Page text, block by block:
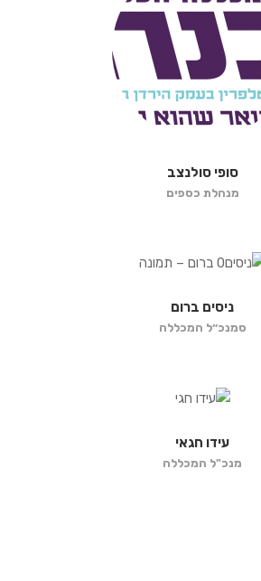
סופי סולנצב
מנהלת כספים
ניסים ברום
סמנכ״ל המכללה
עידו חגאי
מנכ"ל המכללה